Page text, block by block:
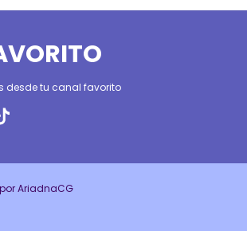
desde tu canal favorito
AriadnaCG